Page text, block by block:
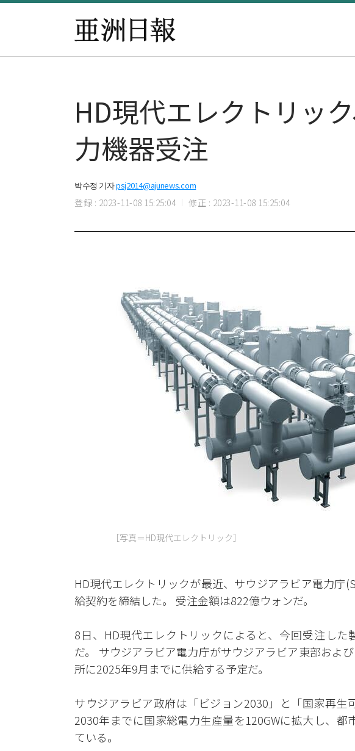
HD現代エレクトリッ
力機器受注
박수정 기자psj2014@ajunews.com
登録 : 2023-11-08 15:25:04 修正 : 2023-11-08 15:25:04
［写真＝HD現代エレクトリック］
HD現代エレクトリックが最近、サウジアラビア電力庁
給契約を締結した。 受注金額は822億ウォンだ。
8日、HD現代エレクトリックによると、今回受注した
だ。 サウジアラビア電力庁がサウジアラビア東部およ
所に2025年9月までに供給する予定だ。
サウジアラビア政府は「ビジョン2030」と「国家再生
2030年までに国家総電力生産量を120GWに拡大し、
ている。